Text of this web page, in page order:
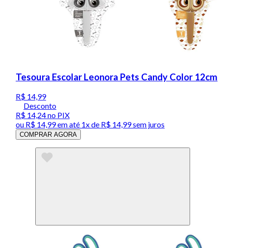
Tesoura Escolar Leonora Pets Candy Color 12cm
R$ 14,99
Desconto
R$ 14,24no PIX
ou R$ 14,99em até 1x de R$ 14,99sem juros
COMPRAR AGORA